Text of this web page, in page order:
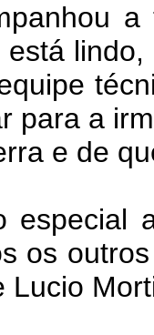
a
para a
e de
especial
os
Lucio